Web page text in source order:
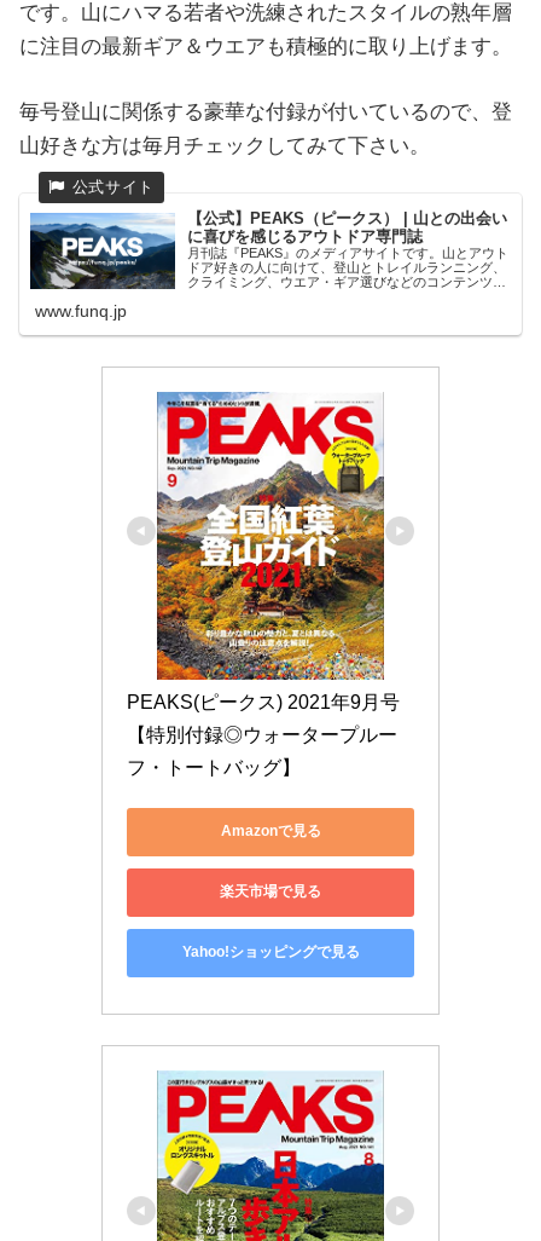
です。山にハマる若者や洗練されたスタイルの熟年層
に注目の最新ギア＆ウエアも積極的に取り上げます。
毎号登山に関係する豪華な付録が付いているので、登
山好きな方は毎月チェックしてみて下さい。
【公式】PEAKS（ピークス） | 山との出会い
に喜びを感じるアウトドア専門誌
月刊誌『PEAKS』のメディアサイトです。山とアウト
ドア好きの人に向けて、登山とトレイルランニング、
クライミング、ウエア・ギア選びなどのコンテンツを
www.funq.jp
PEAKS(ピークス) 2021年9月号
【特別付録◎ウォータープルー
フ・トートバッグ】
Amazonで見る
楽天市場で見る
Yahoo!ショッピングで見る